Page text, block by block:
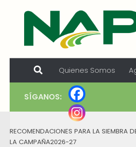
Skip to content
Quienes Somos
SÍGANOS:
RECOMENDACIONES PARA LA SIEMBRA
LA CAMPAÑA2026-27